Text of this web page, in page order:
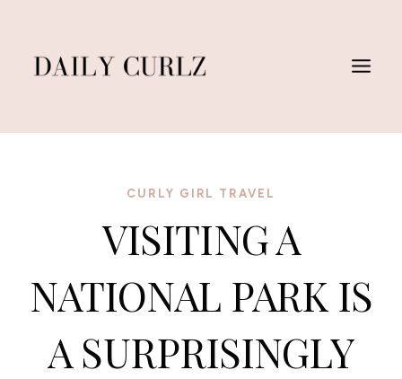
Contenido
CURLY GIRL TRAVEL
VISITING A
NATIONAL PARK IS
A SURPRISINGLY